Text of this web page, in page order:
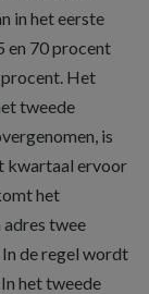
in het eerste
en 70 procent
procent. Het
tweede
is
kwartaal ervoor
het
twee
de regel wordt
het tweede